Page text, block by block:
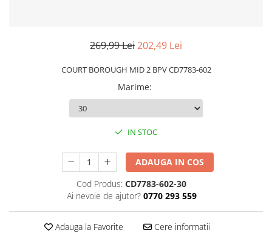
269,99 Lei202,49 Lei
COURT BOROUGH MID 2 BPV CD7783-602
Marime:
IN STOC
ADAUGA IN COS
Cod Produs: CD7783-602-30
Ai nevoie de ajutor? 0770 293 559
Adauga la Favorite Cere informatii